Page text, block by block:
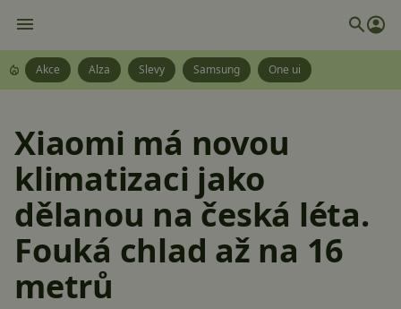
Akce Alza Slevy Samsung One ui
Xiaomi má novou
klimatizaci jako
dělanou na česká léta.
Fouká chlad až na 16
metrů